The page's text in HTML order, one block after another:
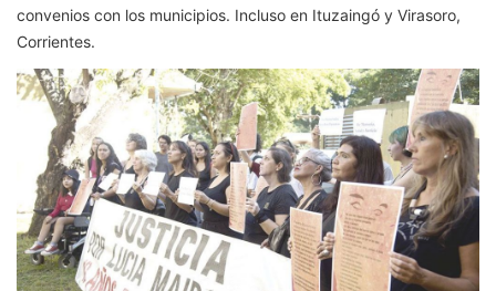
convenios con los municipios. Incluso en Ituzaingó y Virasoro,
Corrientes.